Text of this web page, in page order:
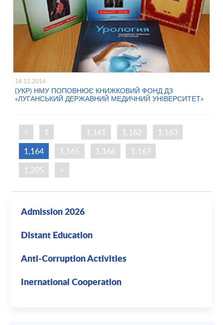
18.12.2014
(УКР) НМУ ПОПОВНЮЄ КНИЖКОВИЙ ФОНД ДЗ
«ЛУГАНСЬКИЙ ДЕРЖАВНИЙ МЕДИЧНИЙ УНІВЕРСИТЕТ»
< 1 1,161 1,162
1,163
1,164
1,165 1,166 1,167
1,205
>
Admission 2026
Distant Education
Anti-Corruption Activities
Inernational Cooperation